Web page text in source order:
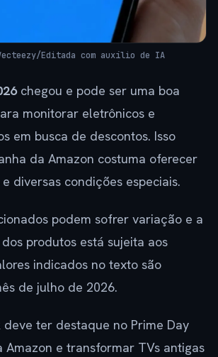
Editada com auxílio de IA
chegou e pode ser uma boa
monitorar eletrônicos e
em busca de descontos. Isso
da Amazon costuma oferecer
diversas condições especiais.
podem sofrer variação e a
produtos está sujeita aos
indicados no texto são
de julho de 2026.
deve ter destaque no Prime Day
Amazon e transformar TVs antigas